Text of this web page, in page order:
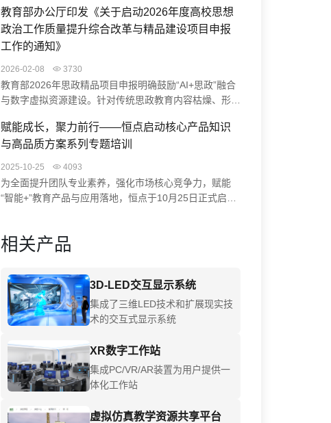
展示AI空间智能赋能实验中心建设方案、裸眼3D虚仿系
统及课程编辑器实操，并结合典型案例分享实践成果。此
次交流促进了校企协同，助力高校科学教育数字化转型与
教育部办公厅印发《关于启动2026年度高校思想
政治工作质量提升综合改革与精品建设项目申报
工作的通知》
2026-02-08 3730
教育部2026年思政精品项目申报明确鼓励“AI+思政”融合
与数字虚拟资源建设。针对传统思政教育内容枯燥、形式
造沉浸式学习体验（如“飞夺泸定桥”虚拟实验），并借助
AI构建智慧系统与数智档案，助力高校开发思政大模型、
赋能成长，聚力前行——恒点启动核心产品知识
与高品质方案系列专题培训
2025-10-25 4093
为全面提升团队专业素养，强化市场核心竞争力，赋能
“智能+”教育产品与应用落地，恒点于10月25日正式启动
度与高品质方案的理解能力，助力业务水平与客户服务质
相关产品
3D-LED交互显示系统
集成了三维LED技术和扩展现实技
术的交互式显示系统
XR数字工作站
集成PC/VR/AR装置为用户提供一
体化工作站
虚拟仿真教学资源共享平台